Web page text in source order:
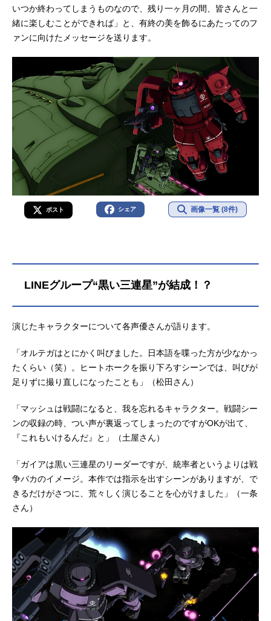
いつか終わってしまうものなので、残り一ヶ月の間、皆さんと一
緒に楽しむことができれば」と、有終の美を飾るにあたってのフ
ァンに向けたメッセージを送ります。
ポスト シェア 画像一覧 (8件)
LINEグループ“黒い三連星”が結成！？
演じたキャラクターについて各声優さんが語ります。
「オルテガはとにかく叫びました。日本語を喋った方が少なかっ
たくらい（笑）。ヒートホークを振り下ろすシーンでは、叫びが
足りずに撮り直しになったことも」（松田さん）
「マッシュは戦闘になると、我を忘れるキャラクター。戦闘シー
ンの収録の時、つい声が裏返ってしまったのですがOKが出て、
『これもいけるんだ』と」（土屋さん）
「ガイアは黒い三連星のリーダーですが、統率者というよりは戦
争バカのイメージ。本作では指示を出すシーンがありますが、で
きるだけがさつに、荒々しく演じることを心がけました」（一条
さん）